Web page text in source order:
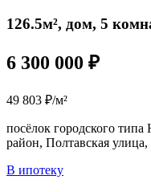
126.5м², дом, 5
6 300 000 ₽
49 803 ₽/м²
посёлок городского типа
район, Полтавская улица,
В ипотеку